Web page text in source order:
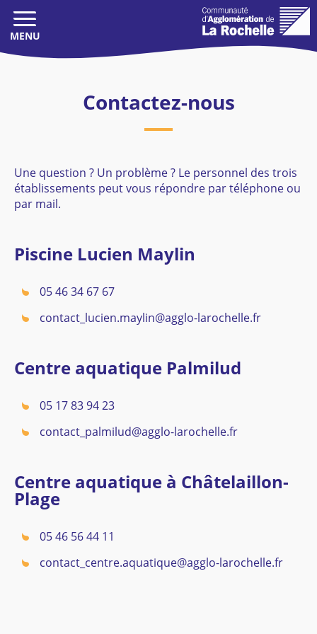
BASCULER
NAVIGATION
SE CONNECTER
Contactez-nous
Une question ? Un problème ? Le personnel des trois
établissements peut vous répondre par téléphone ou
par mail.
Piscine Lucien Maylin
05 46 34 67 67
contact_lucien.maylin@agglo-larochelle.fr
Centre aquatique Palmilud
05 17 83 94 23
contact_palmilud@agglo-larochelle.fr
Centre aquatique à Châtelaillon-
Plage
05 46 56 44 11
contact_centre.aquatique@agglo-larochelle.fr